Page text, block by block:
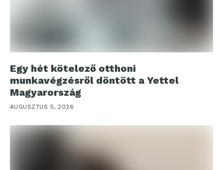
Egy hét kötelező otthoni
munkavégzésről döntött a Yettel
Magyarország
AUGUSZTUS 5, 2026